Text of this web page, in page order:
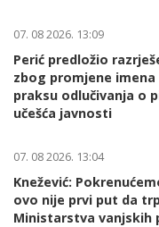
07. 08 2026. 13:09
Perić predložio
zbog promjene
praksu odlučivanja o
učešća javnosti
07. 08 2026. 13:04
Knežević:
ovo nije prvi put da
Ministarstva vanjskih